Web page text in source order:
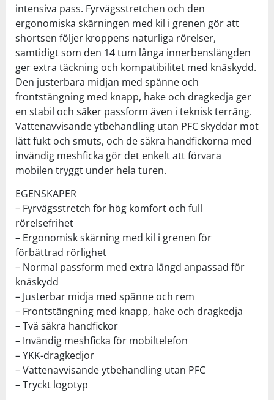
intensiva pass. Fyrvägsstretchen och den
ergonomiska skärningen med kil i grenen gör att
shortsen följer kroppens naturliga rörelser,
samtidigt som den 14 tum långa innerbenslängden
ger extra täckning och kompatibilitet med knäskydd.
Den justerbara midjan med spänne och
frontstängning med knapp, hake och dragkedja ger
en stabil och säker passform även i teknisk terräng.
Vattenavvisande ytbehandling utan PFC skyddar mot
lätt fukt och smuts, och de säkra handfickorna med
invändig meshficka gör det enkelt att förvara
mobilen tryggt under hela turen.
EGENSKAPER
– Fyrvägsstretch för hög komfort och full
rörelsefrihet
– Ergonomisk skärning med kil i grenen för
förbättrad rörlighet
– Normal passform med extra längd anpassad för
knäskydd
– Justerbar midja med spänne och rem
– Frontstängning med knapp, hake och dragkedja
– Två säkra handfickor
– Invändig meshficka för mobiltelefon
– YKK-dragkedjor
– Vattenavvisande ytbehandling utan PFC
– Tryckt logotyp